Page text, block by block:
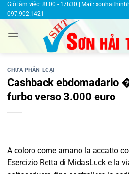
Bỏ
qua
dung
Giờ làm việc: 8h00 - 17h30 | Mail:
097.902.1421
CHƯA PHÂN LOẠI
Cashback ebdomadario
furbo verso 3.000 euro
A coloro come amano la accatto
Esercizio Retta di MidasLuck e la